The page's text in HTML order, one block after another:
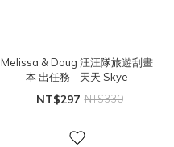
Melissa & Doug 汪汪隊旅遊刮畫
本 出任務 - 天天 Skye
NT$297 NT$330